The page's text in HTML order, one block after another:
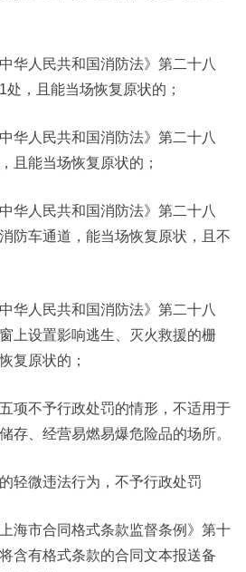
人民共和国消防法》第二十八
，且能当场恢复原状的；
人民共和国消防法》第二十八
且能当场恢复原状的；
人民共和国消防法》第二十八
防车通道，能当场恢复原状，且不
人民共和国消防法》第二十八
上设置影响逃生、灭火救援的栅
复原状的；
不予行政处罚的情形，不适用于
存、经营易燃易爆危险品的场所。
微违法行为，不予行政处罚
市合同格式条款监督条例》第十
含有格式条款的合同文本报送备